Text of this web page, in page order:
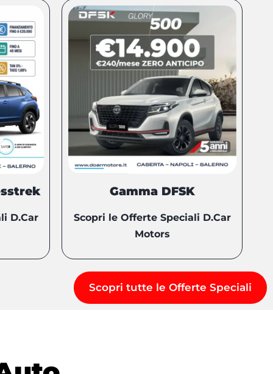
D.Car
Gamma DFSK
Scopri le Offerte Speciali D.Car
Motors
Scopri tutte le Offerte Speciali